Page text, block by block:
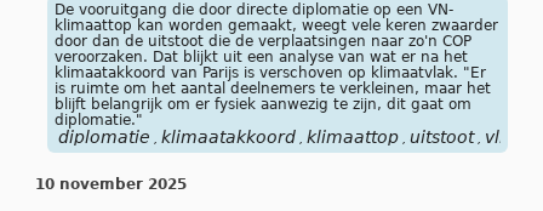
De vooruitgang die door directe diplomatie op een VN-
klimaattop kan worden gemaakt, weegt vele keren zwaarder
door dan de uitstoot die de verplaatsingen naar zo'n COP
veroorzaken. Dat blijkt uit een analyse van wat er na het
klimaatakkoord van Parijs is verschoven op klimaatvlak. "Er
is ruimte om het aantal deelnemers te verkleinen, maar het
blijft belangrijk om er fysiek aanwezig te zijn, dit gaat om
diplomatie."
diplomatie , klimaatakkoord , klimaattop , uitstoot ,
10 november 2025